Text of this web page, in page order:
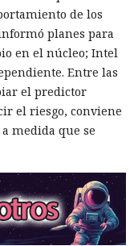
de los
planes para
en el núcleo; Intel
Entre las
el predictor
el riesgo, conviene
medida que se